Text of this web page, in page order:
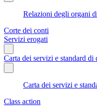
Relazioni degli organi
Corte dei conti
Servizi erogati
Carta dei servizi e standard di
Carta dei servizi e
Class action